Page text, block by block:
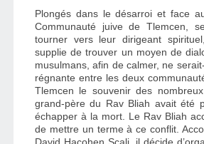
Plongés dans le désarroi et face
Communauté juive de Tlemcen,
tourner vers leur dirigeant
supplie de trouver un moyen de
musulmans, afin de calmer, ne
régnante entre les deux
Tlemcen le souvenir des
grand-père du Rav Bliah avait été
échapper à la mort. Le Rav Bliah
de mettre un terme à ce conflit.